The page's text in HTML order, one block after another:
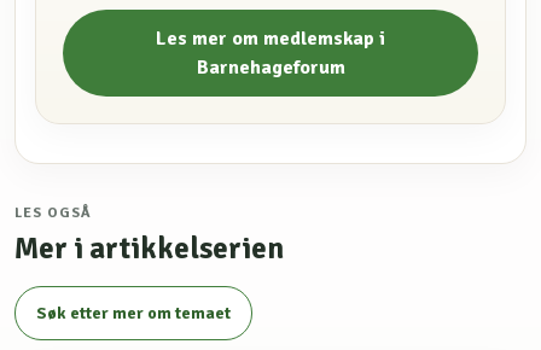
Les mer om medlemskap i
Barnehageforum
LES OGSÅ
Mer i artikkelserien
Søk etter mer om temaet